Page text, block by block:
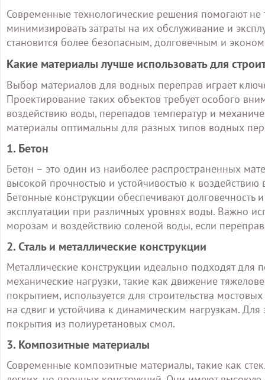
Современные технологические решения помогают
минимизировать затраты на их обслуживание и
становится более безопасным, долговечным и
Какие материалы лучше использовать для
Выбор материалов для водных переправ играет
Проектирование таких объектов требует особого
воздействию воды, перепадов температур и
материалы оптимальны для разных типов водных
1. Бетон
Бетон – это один из наиболее распространенных
высокой прочностью и устойчивостью к
Бетонные конструкции обеспечивают долговечность
эксплуатации при различных уровнях воды. Важно
морозам и воздействию соленой воды, если
2. Сталь и металлические конструкции
Металлические конструкции идеально подходят
механические нагрузки, такие как движение
покрытием, используется для строительства
на сдвиг и устойчива к динамическим нагрузкам.
покрытия из полиуретановых смол.
3. Композитные материалы
Современные композитные материалы, такие как